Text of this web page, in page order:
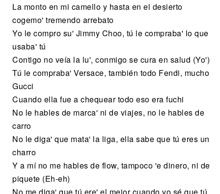
La monto en mi camello y hasta en el desierto
cogemo' tremendo arrebato
Yo le compro su' Jimmy Choo, tú le compraba' lo que
usaba' tú
Contigo no veía la lu', conmigo se cura en salud (Yo')
Tú le compraba' Versace, también todo Fendi, mucho
Gucci
Cuando ella fue a chequear todo eso era fuchi
No le hables de marca' ni de viajes, no le hables de
carro
No le diga' que mata' la liga, ella sabe que tú eres un
charro
Y a mí no me hables de flow, tampoco 'e dinero, ni de
piquete (Eh-eh)
No me diga' que tú ere' el mejor cuando yo sé que tú